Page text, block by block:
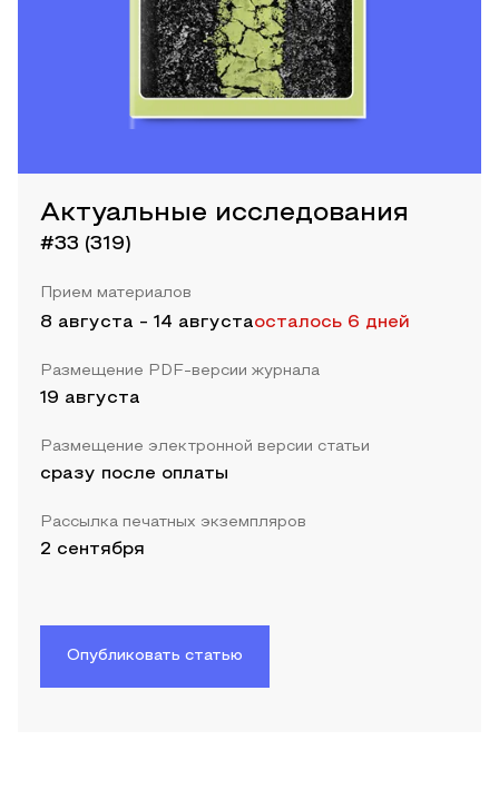
Актуальные исследования
#33 (319)
Прием материалов
8 августа - 14 августаосталось 6 дней
Размещение PDF-версии журнала
19 августа
Размещение электронной версии статьи
сразу после оплаты
Рассылка печатных экземпляров
2 сентября
Опубликовать статью